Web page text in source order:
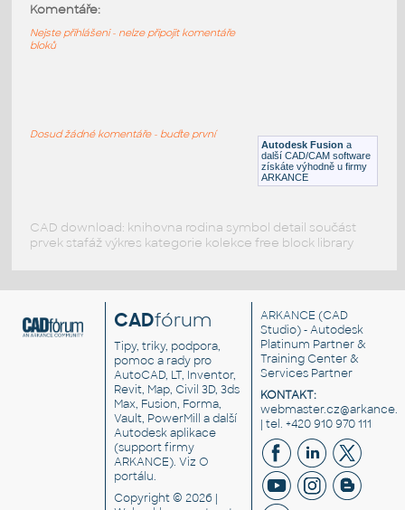
F3D Ocel
F3D Ocel
Autodesk Fusion a
další CAD/CAM software
získáte výhodně u firmy
ARKANCE
Komentáře:
Nejste přihlášeni - nelze připojit komentáře
bloků
Dosud žádné komentáře - buďte první
CAD download: knihovna rodina symbol detail součást
prvek stafáž výkres kategorie kolekce free block library
CADfórum
Tipy, triky, podpora,
pomoc a rady pro
AutoCAD, LT, Inventor,
Revit, Map, Civil 3D, 3ds
Max, Fusion, Forma,
Vault, PowerMill a další
Autodesk aplikace
(support firmy
ARKANCE). VizO
portálu.
Copyright © 2026 |
ARKANCE (CAD
Studio) - Autodesk
Platinum Partner &
Training Center &
Services Partner
KONTAKT:
| tel. +420 910 970 111